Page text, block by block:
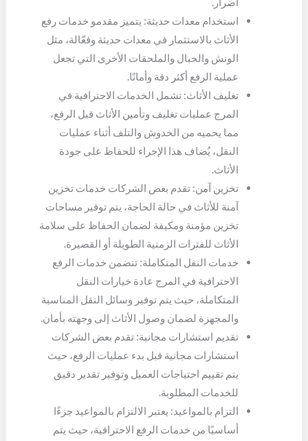
استخدام معدات حديثة: يتميز مقدمو خدمات رفع
الأثاث بالاستثمار في معدات حديثة وفعّالة، مثل
الونش والحبال والملحقات الأخرى التي تجعل
عملية الرفع أكثر دقة وأمانًا.
تغليف الأثاث: تشمل الخدمات الاحترافية في
المرج عمليات تغليف وتأمين الأثاث قبل الرفع،
مما يحميه من الخدوش والتلف أثناء عمليات
النقل، يُضاف هذا الإجراء للحفاظ على جودة
الأثاث.
تخزين آمن: تقدم بعض الشركات خدمات تخزين
آمنة للأثاث في حالة الحاجة، يتم توفير مساحات
تخزين مؤمنة ومكيفة لضمان الحفاظ على سلامة
الأثاث للفترات الزمنية الطويلة أو القصيرة.
خدمات النقل المتكاملة: تتضمن خدمات الرفع
الاحترافية في المرج عادة خيارات النقل
المتكاملة، حيث يتم توفير وسائل النقل المناسبة
والمجهزة لضمان وصول الأثاث إلى وجهته بأمان.
تقديم استشارات مجانية: تقدم بعض الشركات
استشارات مجانية قبل بدء عمليات الرفع، حيث
يتم تقييم احتياجات العميل وتوفير تقدير دقيق
للخدمات المطلوبة.
التزام بالمواعيد: يعتبر الالتزام بالمواعيد جزءًا
أساسيًا من خدمات الرفع الاحترافية، حيث يتم